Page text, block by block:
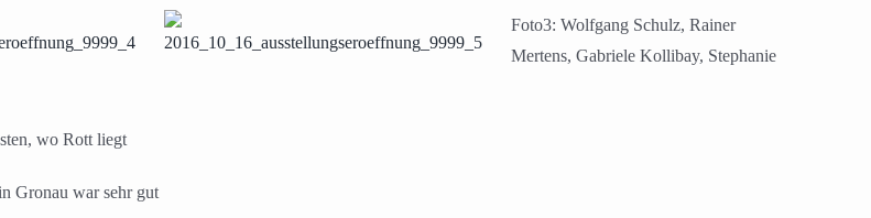
Foto3: Wolfgang Schulz, Rainer
Mertens, Gabriele Kollibay, Stephanie
wo Rott liegt
Gronau war sehr gut